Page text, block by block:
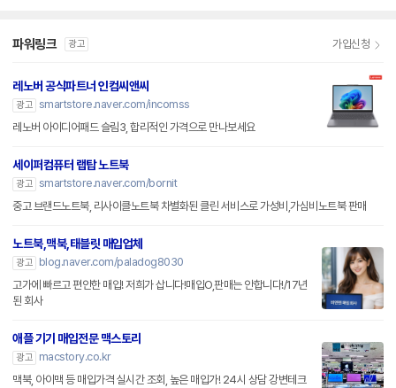
파워링크 광고 가입신청
레노버 공식파트너 인컴씨앤씨
광고 smartstore.naver.com/incomss
레노버 아이디어패드 슬림3, 합리적인 가격으로 만나보세요
세이퍼컴퓨터 랩탑 노트북
광고 smartstore.naver.com/bornit
중고 브랜드노트북, 리사이클노트북 차별화된 클린 서비스로 가성비,가심비노트북 판매
노트북,맥북,태블릿 매입업체
광고
blog.naver.com/paladog8030
고가에 빠르고 편안한 매입! 저희가 삽니다!매입O,판매는 안합니다!/17년
된 회사
애플 기기 매입전문 맥스토리
광고
macstory.co.kr
맥북, 아이맥 등 매입가격 실시간 조회, 높은 매입가! 24시 상담 강변테크